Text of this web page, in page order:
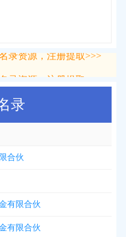
录
合伙
有限合伙
有限合伙